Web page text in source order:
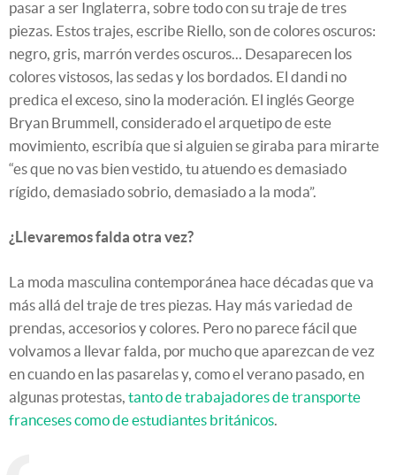
pasar a ser Inglaterra, sobre todo con su traje de tres
piezas. Estos trajes, escribe Riello, son de colores oscuros:
negro, gris, marrón verdes oscuros... Desaparecen los
colores vistosos, las sedas y los bordados. El dandi no
predica el exceso, sino la moderación. El inglés George
Bryan Brummell, considerado el arquetipo de este
movimiento, escribía que si alguien se giraba para mirarte
“es que no vas bien vestido, tu atuendo es demasiado
rígido, demasiado sobrio, demasiado a la moda”.
¿Llevaremos falda otra vez?
La moda masculina contemporánea hace décadas que va
más allá del traje de tres piezas. Hay más variedad de
prendas, accesorios y colores. Pero no parece fácil que
volvamos a llevar falda, por mucho que aparezcan de vez
en cuando en las pasarelas y, como el verano pasado, en
algunas protestas, tanto de trabajadores de transporte
franceses como de estudiantes británicos